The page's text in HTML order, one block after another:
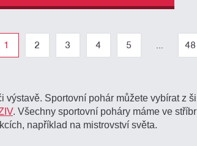
1 2 3 4 5 ... 48
Sportovní pohár můžete vybírat z
. Všechny sportovní poháry máme ve
například na mistrovství světa.